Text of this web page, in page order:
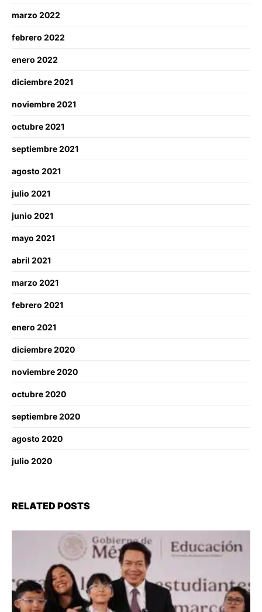
marzo 2022
febrero 2022
enero 2022
diciembre 2021
noviembre 2021
octubre 2021
septiembre 2021
agosto 2021
julio 2021
junio 2021
mayo 2021
abril 2021
marzo 2021
febrero 2021
enero 2021
diciembre 2020
noviembre 2020
octubre 2020
septiembre 2020
agosto 2020
julio 2020
RELATED POSTS